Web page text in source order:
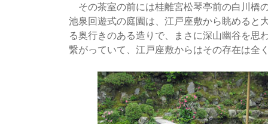
その茶室の前には桂離宮松琴亭前の白川橋
池泉回遊式の庭園は、江戸座敷から眺めると
る奥行きのある造りで、まさに深山幽谷を思
繋がっていて、江戸座敷からはその存在は全